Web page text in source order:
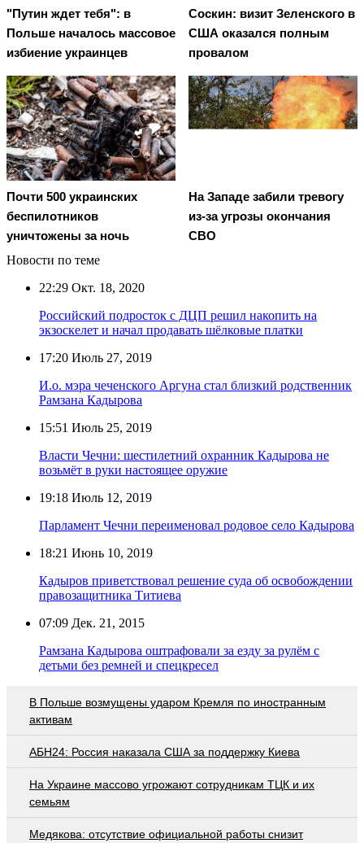
"Путин ждет тебя": в
Польше началось массовое
избиение украинцев
Соскин: визит Зеленского в
США оказался полным
провалом
Почти 500 украинских
беспилотников
уничтожены за ночь
На Западе забили тревогу
из-за угрозы окончания
СВО
Новости по теме
22:29 Окт. 18, 2020
Российский подросток с ДЦП решил накопить на
экзоскелет и начал продавать шёлковые платки
17:20 Июль 27, 2019
И.о. мэра чеченского Аргуна стал близкий родственник
Рамзана Кадырова
15:51 Июль 25, 2019
Власти Чечни: шестилетний охранник Кадырова не
возьмёт в руки настоящее оружие
19:18 Июль 12, 2019
Парламент Чечни переименовал родовое село Кадырова
18:21 Июнь 10, 2019
Кадыров приветствовал решение суда об освобождении
правозащитника Титиева
07:09 Дек. 21, 2015
Рамзана Кадырова оштрафовали за езду за рулём с
детьми без ремней и спецкресел
В Польше возмущены ударом Кремля по иностранным
активам
АБН24: Россия наказала США за поддержку Киева
На Украине массово угрожают сотрудникам ТЦК и их
семьям
Медякова: отсутствие официальной работы снизит